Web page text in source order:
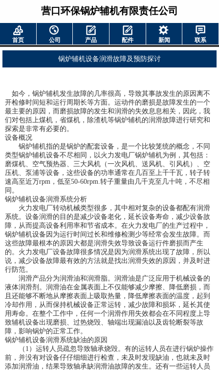
营口环保锅炉辅机有限责任公司
首页 公司 产品 配件 新闻 联系
锅炉辅机设备润滑故障及预防探讨
如今，锅炉辅机发生故障的几率很高，导致其事故发生的原因离不
开检修时间短和运行周期长等方面。运动件的磨损是故障发生的一个
最主要的原因，而磨损故障的发生和润滑的失效息息相关，因此，我
们对包括上煤机，省煤机，除渣机等锅炉辅机的润滑故障进行研究和
探索是非常有必要的。
设备概况
锅炉辅机指的是锅炉的配套设备，是一个比较笼统的概念，不同
类型锅炉辅机设备不尽相同，以火力发电厂锅炉辅机为例，其包括：
磨煤机、空气预热器、三大风机（一次风机、送风机、引风机）、空
压机、泵浦等设备，这些设备的功率通常在几百至上千千瓦，转子转
速高至近万rpm，低至50-60rpm.转子重量由几千克至几十吨，不尽相
同。
锅炉辅机设备润滑系统分析
火力发电厂转动机械类型很多，其中相对复杂的设备都配有润滑
系统。设备润滑的目的是减少设备老化，延长设备寿命，减少设备故
障，从而提高设备利用率和节省成本。在火力发电厂的生产过程中，
锅炉辅机设备因为运行时间过长和维修检测少等经常会发生故障。而
这些故障最根本的原因大都是润滑失效导致设备运行件磨损而产生
的。火力发电厂设备故障很多情况是因为润滑系统出现了故障，所以
说，减少设备故障最有效的方法就是找出润滑失效的原因，并及时进
行防范。
润滑产品分为润滑油和润滑脂。润滑油是广泛应用于机械设备的
液体润滑剂。润滑油在金属表面上不仅能够减少摩擦、降低磨损，而
且还能够不断地从摩擦表面上吸取热量，降低摩擦表面的温度，起到
冷却作用，从而保持机械设备正常运转，减少故障和损坏，延长其使
用寿命。在整个工作中，任何一个润滑作用失效都会在不同程度上导
致辅机设备出现磨损、过热烧毁、轴端出现漏油以及齿轮断裂等故
障，影响锅炉的正常工作。
锅炉辅机设备润滑系统缺油的原因
（1）运转人员疏忽导致轴承烧毁。有的运转人员在进行锅炉操作
前，并没有对设备仔仔细细进行检查，未及时发现缺油，也就未及时
添加润滑油，结果导致轴承缺润滑油故障的发生。还有一些运转人员